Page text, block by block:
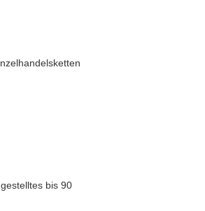
bis 90